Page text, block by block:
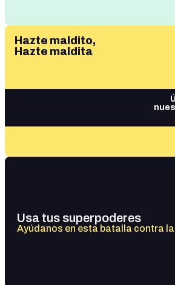
Hazte maldito,
Hazte maldita
Usa tus superpoderes
Ayúdanos en esta batalla contra